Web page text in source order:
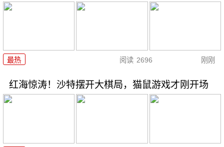
最热 阅读 2696 刚刚
红海惊涛！沙特摆开大棋局，猫鼠游戏才刚开场